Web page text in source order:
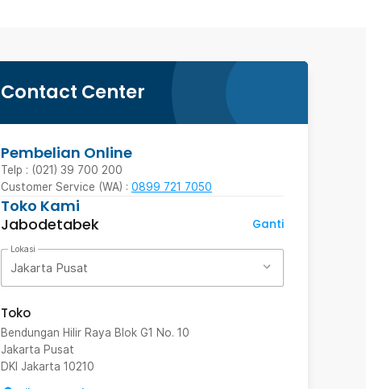
Contact Center
Pembelian Online
Telp : (021) 39 700 200
Customer Service (WA) : 0899 721 7050
Toko Kami
Jabodetabek
Ganti
Lokasi
Jakarta Pusat
Toko
Bendungan Hilir Raya Blok G1 No. 10
Jakarta Pusat
DKI Jakarta 10210